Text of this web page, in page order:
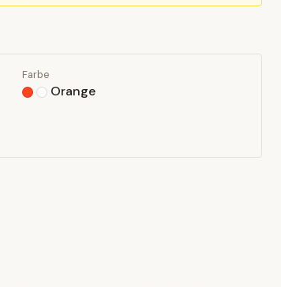
Farbe
Orange